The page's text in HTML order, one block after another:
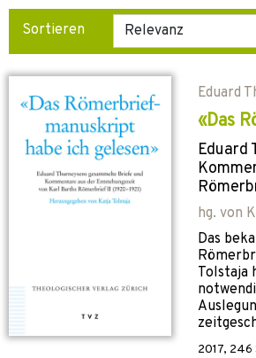
Sortieren
Eduard
«Das
Eduard
hg. von
Das
Tolstaja
2017, 246